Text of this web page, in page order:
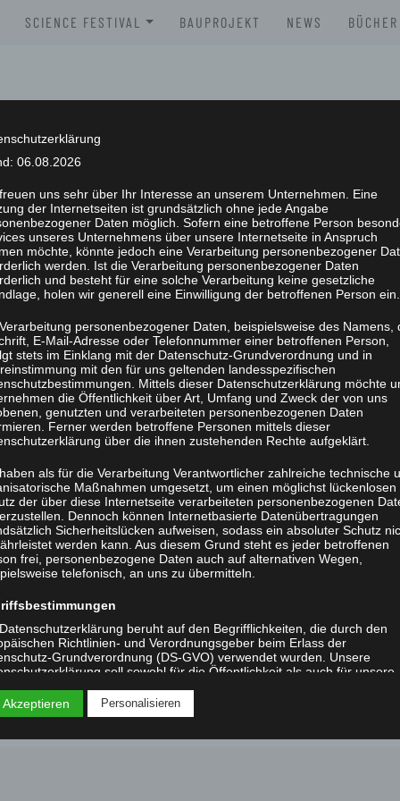
SCIENCE FESTIVAL
XLAB SCIENCE FESTIVAL 2025
XLAB SCIENCE FESTIVAL 2024
SCIENCE FESTIVAL 2004-2023
BAUPROJEKT NEWS BÜCHER
zunächst einmal das Schreien und Grunzen wilder
dass Schimpansen und Gorillas, die in
kleinen Symbolen mit Menschen kommunizieren.
untereinander verständigen? Welche
mittels ihrer Gesten und Grimassen? Haben
in zwischen den uns näher verwandten
Im Vortrag wird diesen Fragen rund um die
Verwandten nachgegangen und gezeigt, welche
es zwischen der Kommunikation von Affen
Evolution der menschlichen Sprache lernen können.
Ethologie am Deutschen Primatenzentrum.
06.08.2026
uns sehr über Ihr Interesse an unserem Unternehmen. Eine
der Internetseiten ist grundsätzlich ohne jede Angabe
Daten möglich. Sofern eine betroffene Person
unseres Unternehmens über unsere Internetseite in Anspruch
möchte, könnte jedoch eine Verarbeitung personenbezogener
werden. Ist die Verarbeitung personenbezogener Daten
und besteht für eine solche Verarbeitung keine gesetzliche
holen wir generell eine Einwilligung der betroffenen Person ein.
personenbezogener Daten, beispielsweise des Namens,
E-Mail-Adresse oder Telefonnummer einer betroffenen Person,
stets im Einklang mit der Datenschutz-Grundverordnung und in
mit den für uns geltenden landesspezifischen
Mittels dieser Datenschutzerklärung möchte
die Öffentlichkeit über Art, Umfang und Zweck der von uns
genutzten und verarbeiteten personenbezogenen Daten
Ferner werden betroffene Personen mittels dieser
über die ihnen zustehenden Rechte aufgeklärt.
als für die Verarbeitung Verantwortlicher zahlreiche technische
Maßnahmen umgesetzt, um einen möglichst lückenlosen
der über diese Internetseite verarbeiteten personenbezogenen
Dennoch können Internetbasierte Datenübertragungen
Sicherheitslücken aufweisen, sodass ein absoluter Schutz
werden kann. Aus diesem Grund steht es jeder betroffenen
frei, personenbezogene Daten auch auf alternativen Wegen,
telefonisch, an uns zu übermitteln.
beruht auf den Begrifflichkeiten, die durch den
Richtlinien- und Verordnungsgeber beim Erlass der
Grundverordnung (DS-GVO) verwendet wurden. Unsere
soll sowohl für die Öffentlichkeit als auch für unsere
möchten wir vorab die verwendeten Begrifflichkeiten
Personalisieren